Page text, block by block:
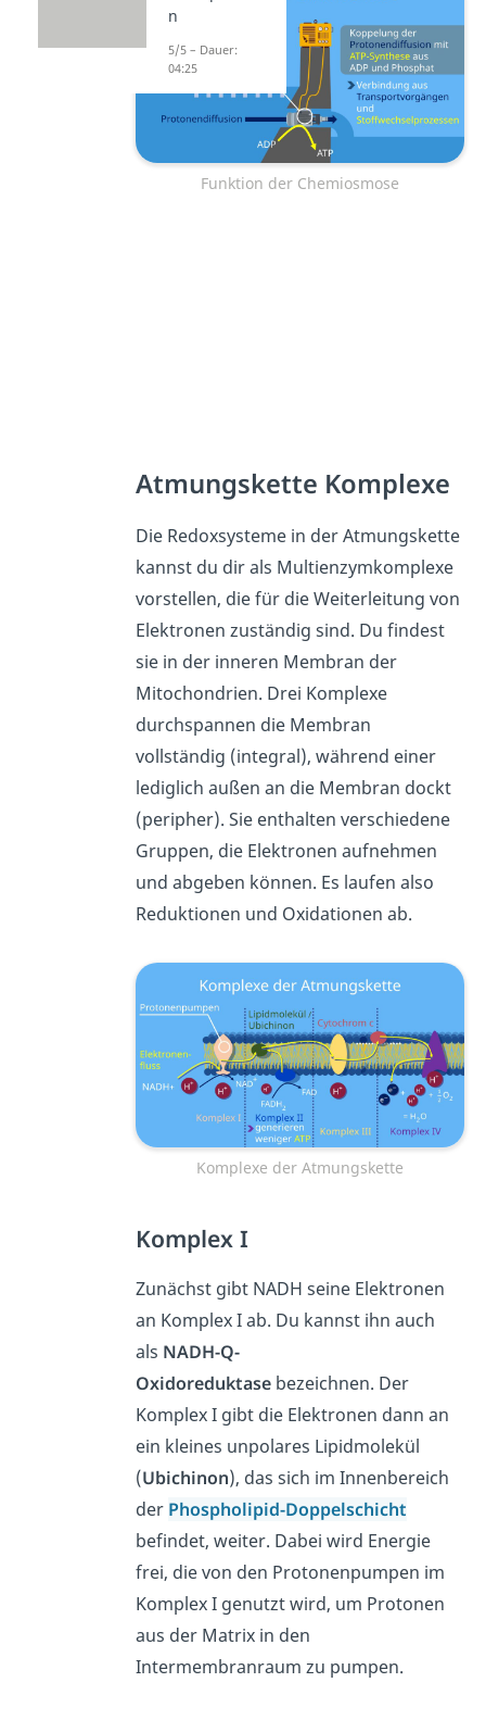
Funktion der Chemiosmose
Atmungskette Komplexe
Die Redoxsysteme in der Atmungskette
kannst du dir als Multienzymkomplexe
vorstellen, die für die Weiterleitung von
Elektronen zuständig sind. Du findest
sie in der inneren Membran der
Mitochondrien. Drei Komplexe
durchspannen die Membran
vollständig (integral), während einer
lediglich außen an die Membran dockt
(peripher). Sie enthalten verschiedene
Gruppen, die Elektronen aufnehmen
und abgeben können. Es laufen also
Reduktionen und Oxidationen ab.
Komplexe der Atmungskette
Komplex I
Zunächst gibt NADH seine Elektronen
an Komplex I ab. Du kannst ihn auch
als NADH-Q-
Oxidoreduktase bezeichnen. Der
Komplex I gibt die Elektronen dann an
ein kleines unpolares Lipidmolekül
(Ubichinon), das sich im Innenbereich
der Phospholipid-Doppelschicht
befindet, weiter. Dabei wird Energie
frei, die von den Protonenpumpen im
Komplex I genutzt wird, um Protonen
aus der Matrix in den
Intermembranraum zu pumpen.
n
5/5 – Dauer:
04:25